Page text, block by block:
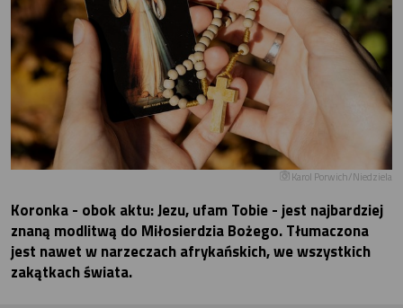
Karol Porwich/Niedziela
Koronka - obok aktu: Jezu, ufam Tobie - jest najbardziej
znaną modlitwą do Miłosierdzia Bożego. Tłumaczona
jest nawet w narzeczach afrykańskich, we wszystkich
zakątkach świata.